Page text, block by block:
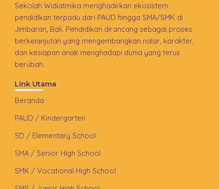
Sekolah Widiatmika menghadirkan ekosistem
pendidikan terpadu dari PAUD hingga SMA/SMK di
Jimbaran, Bali. Pendidikan dirancang sebagai proses
berkelanjutan yang mengembangkan nalar, karakter,
dan kesiapan anak menghadapi dunia yang terus
berubah.
Link Utama
Beranda
PAUD / Kindergarten
SD / Elementary School
SMA / Senior High School
SMK / Vocational High School